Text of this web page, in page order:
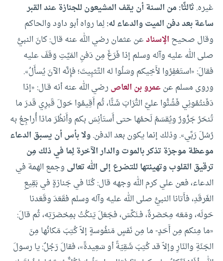
غيره.ثالثًا: من السنة أن يقف المشيعون للجنازة عند القبر
ساعة بعد دفن الميت والدعاء له:لِما رواه أبو داود والحاكم
وقال صحيح الإسنادعن عثمان رضي الله عنه قال: كانَ النبيُّ
صلى الله عليه وآله وسلم إذا فَرَغَ مِن دَفنِ المَيِّتِ وَقَفَ عليه
فقالَ: «استَغفِرُوا لأَخِيكم وسَلُوا له التَّثبِيتَ؛ فإِنَّه الآنَ يُسأَلُ».
وروى مسلم عنعمرو بن العاص رضي الله عنه أنه قـال: «إذا
دَفَنتُمُونِي فَشُنُّوا عليَّ التُّرَابَ شَنًّا، ثُم أَقِيمُوا حَولَ قَبرِي قَدرَ ما
تُنحَرُ جَزُورٌ ويُقسَمُ لَحمُها حتى أَستَأنِسَ بكم وأَنظُرَ ماذا أُراجِعُ به
رُسُلَ رَبِّي». وذلك إنما يكون بعد الدفن.ولا بأس أن يسبق الدعاء
موعظة موجزة تذكر بالموت والدار الآخرة لِما في ذلك مِن
ترقيق القلوب وتهيئتها للتضرع إلى الله تعالى وجمع الهمة في
الدعاء، فعن علي كرم الله وجهه قال: كُنّا في جَنازةٍ في بَقِيعِ
الغَرقَدِ، فأَتانا النبيُّ صلى الله عليه وآله وسلم فقَعَدَ وقَعَدنا
حَولَه، ومَعَه مِخصَرةٌ، فـنَكَّسَ، فجَعَلَ يَنكُتُ بمِخصَرَتِه، ثُم قالَ:
«ما مِنكم مِن أَحَدٍ- ما مِن نَفسٍ مَنفُوسةٍ إلاّ كُتِبَ مَكانُها مِنَ
الجَنّةِ والنّارِ وإلاّ قد كُتِبَ شَقِيّةً أو سَعِيدةً»، فقالَ رَجُلٌ: يا رسولَ